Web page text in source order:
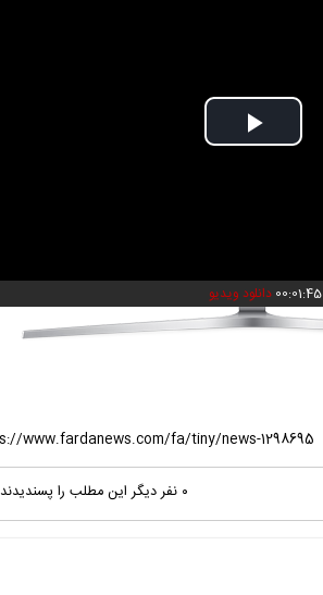
Play
دانلود ویدیو
۰ نفر دیگر این مطلب را پسندیدند